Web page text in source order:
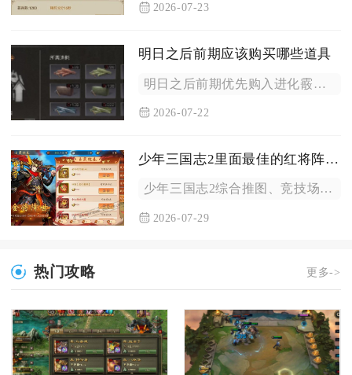
2026-07-23
明日之后前期应该购买哪些道具
明日之后前期优先购入进化霰弹枪、基础防护护甲、养成材料耗材三...
2026-07-22
少年三国志2里面最佳的红将阵容是什么
少年三国志2综合推图、竞技场、跨服对战全场景的最佳红将阵容为...
2026-07-29
热门攻略 更多->